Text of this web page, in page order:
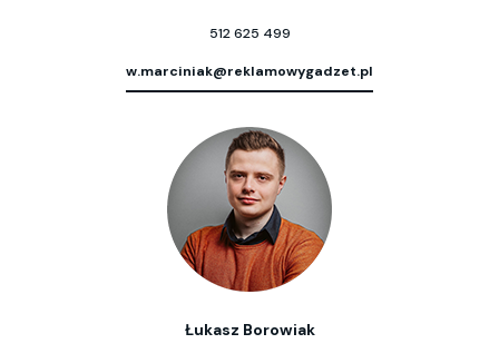
512 625 499
w.marciniak@reklamowygadzet.pl
Łukasz Borowiak